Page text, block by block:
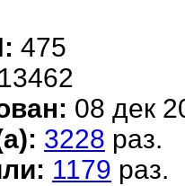
475
13462
08 дек
3228 раз.
1179 раз.